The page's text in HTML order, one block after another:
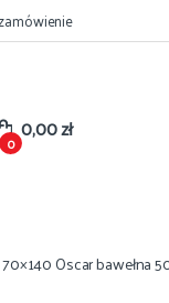
0 0,00zł
Oscar bawełna